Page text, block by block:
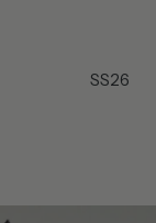
SS26